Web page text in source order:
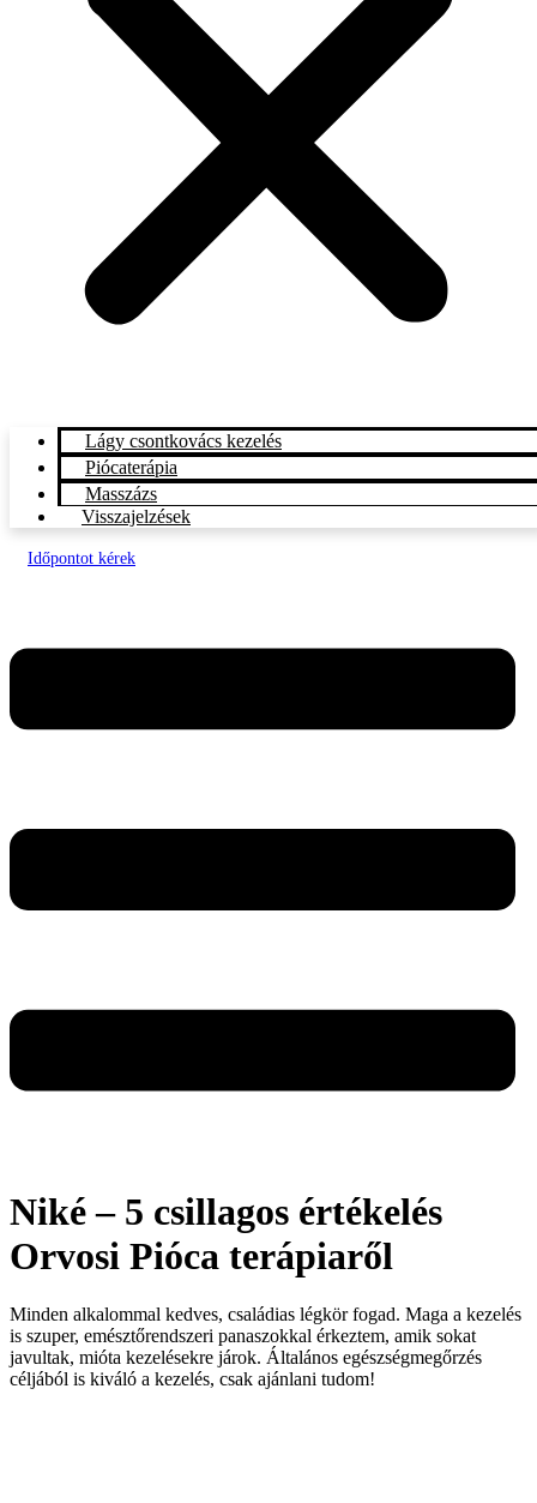
Lágy csontkovács kezelés
Piócaterápia
Masszázs
Visszajelzések
Időpontot kérek
Niké – 5 csillagos értékelés
Orvosi Pióca terápiaről
Minden alkalommal kedves, családias légkör fogad. Maga a kezelés
is szuper, emésztőrendszeri panaszokkal érkeztem, amik sokat
javultak, mióta kezelésekre járok. Általános egészségmegőrzés
céljából is kiváló a kezelés, csak ajánlani tudom!